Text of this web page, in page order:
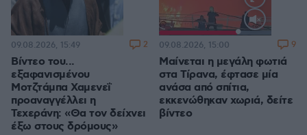
Βίντεο του...
εξαφανισμένου
Μοτζτάμπα Χαμενεΐ
προαναγγέλλει η
Τεχεράνη: «Θα τον δείχνει
έξω στους δρόμους»
09.08.2026, 15:49 2
Loaded:
100.00%
Μαίνεται η μεγάλη φωτιά
στα Τίρανα, έφτασε μία
ανάσα από σπίτια,
εκκενώθηκαν χωριά, δείτε
βίντεο
09.08.2026, 15:00 9